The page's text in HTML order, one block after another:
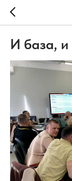
И база, и